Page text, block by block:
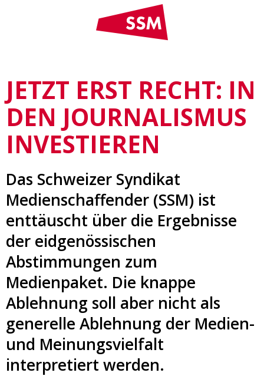
JETZT ERST RECHT: IN
DEN JOURNALISMUS
INVESTIEREN
Das Schweizer Syndikat
Medienschaffender (SSM) ist
enttäuscht über die Ergebnisse
der eidgenössischen
Abstimmungen zum
Medienpaket. Die knappe
Ablehnung soll aber nicht als
generelle Ablehnung der Medien-
und Meinungsvielfalt
interpretiert werden.